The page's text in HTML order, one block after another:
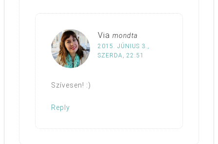
Via mondta
2015. JÚNIUS 3.,
SZERDA, 22:51
Szívesen! :)
Reply